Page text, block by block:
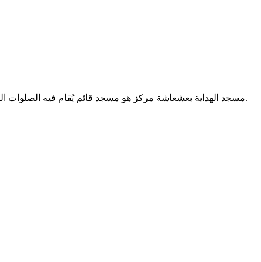
مسجد الهداية بعشعاشة مركز هو مسجد قائم يُقام فيه الصلوات الخمس والجمعة. يقع في بلدية عشعاشة ولاية عين الدفلى بالجزائر.